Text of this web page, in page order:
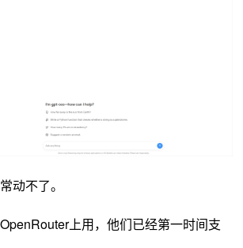
动不了。
penRouter上用，他们已经第一时间支